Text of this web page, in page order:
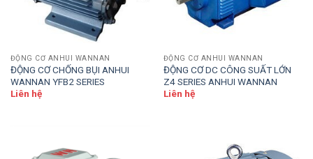
ĐỘNG CƠ ANHUI WANNAN
ĐỘNG CƠ CHỐNG BỤI ANHUI
WANNAN YFB2 SERIES
Liên hệ
ĐỘNG CƠ ANHUI WANNAN
ĐỘNG CƠ DC CÔNG SUẤT LỚN
Z4 SERIES ANHUI WANNAN
Liên hệ